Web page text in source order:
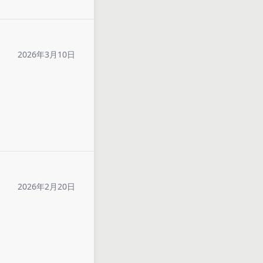
2026年3月10日
2026年2月20日